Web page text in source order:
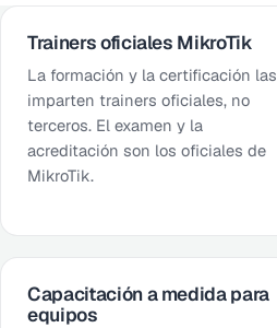
Trainers oficiales MikroTik
La formación y la certificación las
imparten trainers oficiales, no
terceros. El examen y la
acreditación son los oficiales de
MikroTik.
Capacitación a medida para
equipos